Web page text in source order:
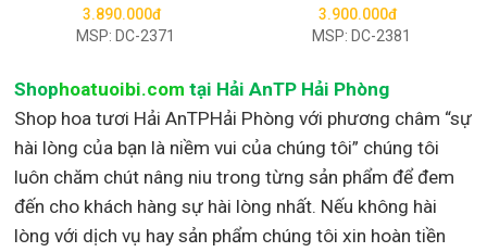
3.890.000đ
MSP: DC-2371
3.900.000đ
MSP: DC-2381
Shophoatuoibi.com tại Hải AnTP Hải Phòng
Shop hoa tươi Hải AnTPHải Phòng với phương châm “sự
hài lòng của bạn là niềm vui của chúng tôi” chúng tôi
luôn chăm chút nâng niu trong từng sản phẩm để đem
đến cho khách hàng sự hài lòng nhất. Nếu không hài
lòng với dịch vụ hay sản phẩm chúng tôi xin hoàn tiền